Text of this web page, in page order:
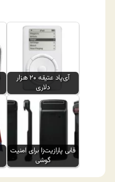
آی‌پاد عتیقه ۲۰ هزار
دلاری
قابی پارازیت‌زا برای امنیت
گوشی